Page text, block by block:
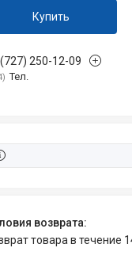
Купить
250-12-09
Тел.
товара в течение